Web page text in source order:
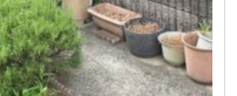
WEB割引券プレゼント！